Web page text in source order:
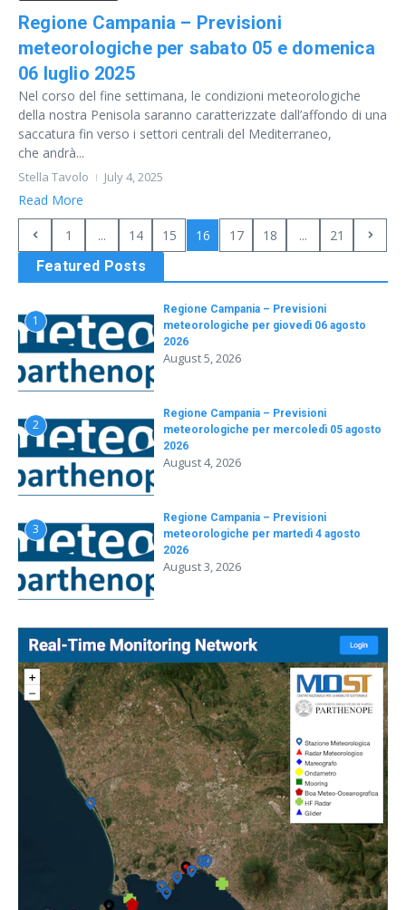
Regione Campania – Previsioni
meteorologiche per sabato 05 e domenica
06 luglio 2025
Nel corso del fine settimana, le condizioni meteorologiche
della nostra Penisola saranno caratterizzate dall’affondo di una
saccatura fin verso i settori centrali del Mediterraneo,
che andrà...
Stella Tavolo July 4, 2025
Read More
1 ... 14 15 16 17 18 ...
21
Featured Posts
1
Regione Campania – Previsioni
meteorologiche per giovedì 06 agosto
2026
August 5, 2026
2
Regione Campania – Previsioni
meteorologiche per mercoledì 05 agosto
2026
August 4, 2026
3
Regione Campania – Previsioni
meteorologiche per martedì 4 agosto
2026
August 3, 2026